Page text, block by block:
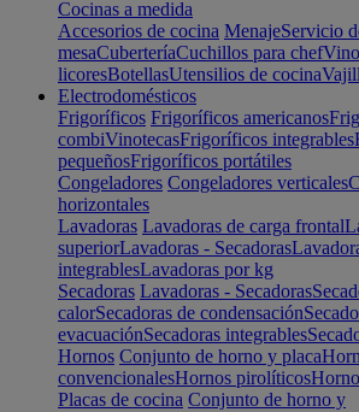
Cocinas a medida
Accesorios de cocina MenajeServicio
mesaCuberteríaCuchillos para chef
licoresBotellasUtensilios de cocina
Electrodomésticos
Frigoríficos Frigoríficos americanos
combiVinotecasFrigoríficos integrables
pequeñosFrigoríficos portátiles
Congeladores Congeladores verticales
horizontales
Lavadoras Lavadoras de carga frontal
superiorLavadoras - Secadoras
integrablesLavadoras por kg
Secadoras Lavadoras - Secadoras
calorSecadoras de condensación
evacuaciónSecadoras integrables
Hornos Conjunto de horno y placa
convencionalesHornos pirolíticos
Placas de cocina Conjunto de horno y